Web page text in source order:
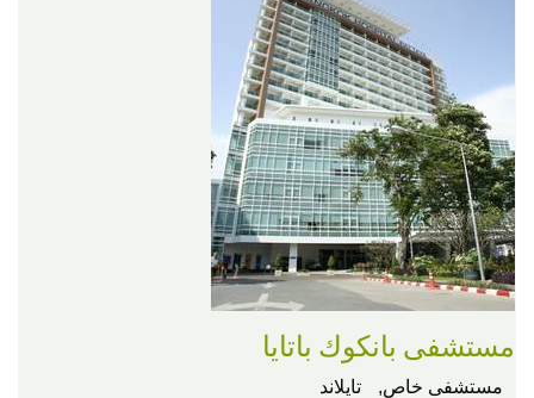
مستشفى بانكوك باتايا
مستشفى خاص, تايلاند